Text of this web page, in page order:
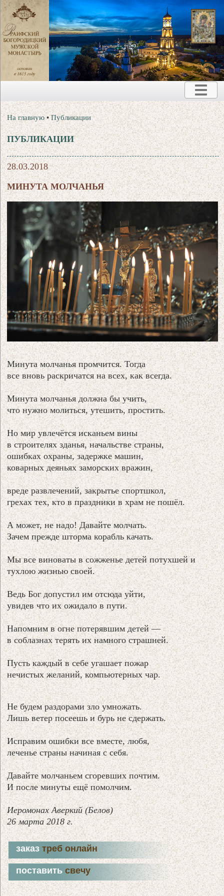
На главную •Публикации
ПУБЛИКАЦИИ
28.03.2018
МИНУТА МОЛЧАНЬЯ
Минута молчанья промчится. Тогда
все вновь раскричатся на всех, как всегда.
Минута молчанья должна бы учить,
что нужно молиться, утешить, простить.
Но мир увлечётся исканьем вины
в строителях зданья, начальстве страны,
ошибках охраны, задержке машин,
коварных деяньях заморских вражин,
вреде развлечений, закрытье спортшкол,
грехах тех, кто в праздники в храм не пошёл.
А может, не надо! Давайте молчать.
Зачем прежде шторма корабль качать.
Мы все виноваты в сожженье детей потухшей и
тухлою жизнью своей.
Ведь Бог допустил им отсюда уйти,
увидев что их ожидало в пути.
Напомним в огне потерявшим детей —
в соблазнах терять их намного страшней.
Пусть каждый в себе угашает пожар
нечистых желаний, компьютерных чар.
Не будем раздорами зло умножать.
Лишь ветер посеешь и бурь не сдержать.
Исправим ошибки все вместе, любя,
леченье страны начиная с себя.
Давайте молчаньем сгоревших почтим.
И после минуты ещё помолчим.
Иеромонах Аверкий (Белов)
26 марта 2018 г.
заказтреб онлайн
поставитьсвечу